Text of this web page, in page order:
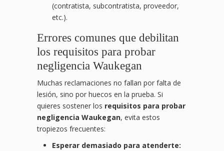
(contratista, subcontratista, proveedor,
etc.).
Errores comunes que debilitan
los requisitos para probar
negligencia Waukegan
Muchas reclamaciones no fallan por falta de
lesión, sino por huecos en la prueba. Si
quieres sostener los requisitos para probar
negligencia Waukegan, evita estos
tropiezos frecuentes:
Esperar demasiado para atenderte: